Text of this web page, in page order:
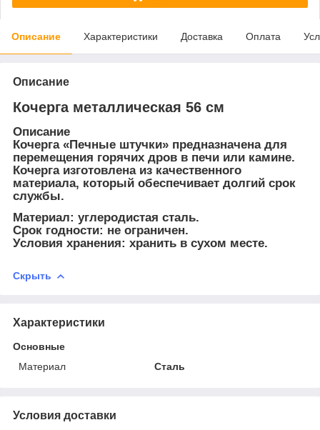
Описание Характеристики Доставка Оплата
Описание
Кочерга металлическая 56 см
Описание
Кочерга «Печные штучки» предназначена для
перемещения горячих дров в печи или камине.
Кочерга изготовлена из качественного
материала, который обеспечивает долгий срок
службы.
Материал: углеродистая сталь.
Срок годности: не ограничен.
Условия хранения: хранить в сухом месте.
Скрыть
Характеристики
Основные
Материал
Сталь
Условия доставки